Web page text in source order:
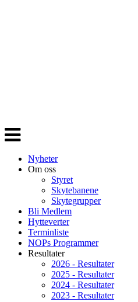
Veksle
navigasjon
Nyheter
Om oss
Styret
Skytebanene
Skytegrupper
Bli Medlem
Hytteverter
Terminliste
NOPs Programmer
Resultater
2026 - Resultater
2025 - Resultater
2024 - Resultater
2023 - Resultater